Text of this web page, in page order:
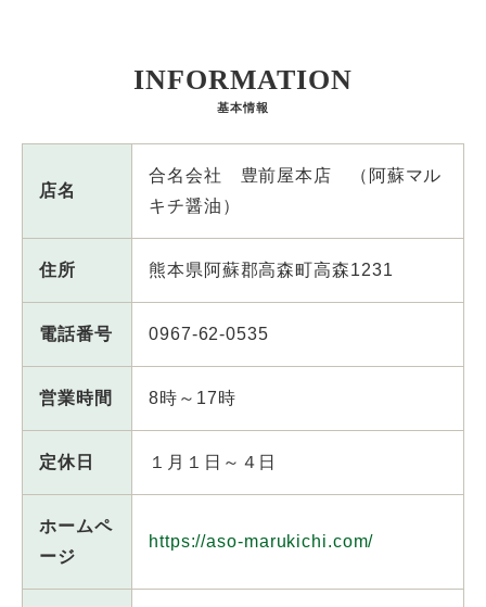
INFORMATION
基本情報
店名
合名会社 豊前屋本店 （阿蘇マル
キチ醤油）
住所 熊本県阿蘇郡高森町高森1231
電話番号 0967-62-0535
営業時間 8時～17時
定休日 １月１日～４日
ホームペ
ージ
https://aso-marukichi.com/